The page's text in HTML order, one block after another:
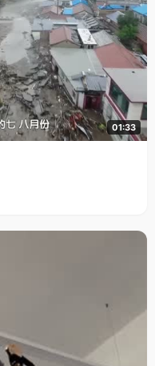
01:33